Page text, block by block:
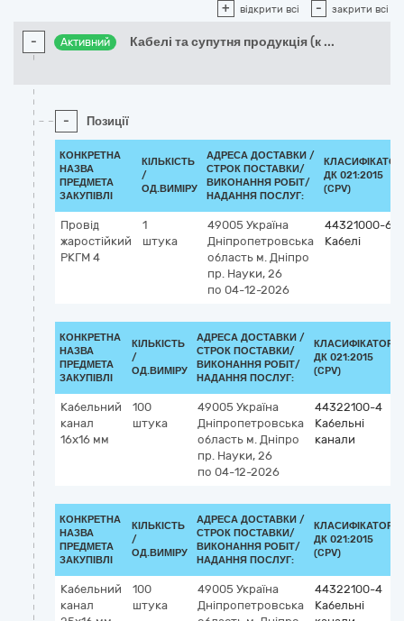
+ відкрити всі - закрити всі
- Активний Кабелі та супутня продукція (к ...
- Позиції
КОНКРЕТНА
НАЗВА
ПРЕДМЕТА
ЗАКУПІВЛІ
КІЛЬКІСТЬ
/
ОД.ВИМІРУ
АДРЕСА ДОСТАВКИ /
СТРОК ПОСТАВКИ/
ВИКОНАННЯ РОБІТ/
НАДАННЯ ПОСЛУГ:
КЛАСИФІКАТОР
ДК 021:2015
(CPV)
Провід
жаростійкий
РКГМ 4
1
штука
49005 Україна
Дніпропетровська
область м. Дніпро
пр. Науки, 26
по 04-12-2026
44321000-6
Кабелі
КОНКРЕТНА
НАЗВА
ПРЕДМЕТА
ЗАКУПІВЛІ
КІЛЬКІСТЬ
/
ОД.ВИМІРУ
АДРЕСА ДОСТАВКИ /
СТРОК ПОСТАВКИ/
ВИКОНАННЯ РОБІТ/
НАДАННЯ ПОСЛУГ:
КЛАСИФІКАТОР
ДК 021:2015
(CPV)
Кабельний
канал
16x16 мм
100
штука
49005 Україна
Дніпропетровська
область м. Дніпро
пр. Науки, 26
по 04-12-2026
44322100-4
Кабельні
канали
КОНКРЕТНА
НАЗВА
ПРЕДМЕТА
ЗАКУПІВЛІ
КІЛЬКІСТЬ
/
ОД.ВИМІРУ
АДРЕСА ДОСТАВКИ /
СТРОК ПОСТАВКИ/
ВИКОНАННЯ РОБІТ/
НАДАННЯ ПОСЛУГ:
КЛАСИФІКАТОР
ДК 021:2015
(CPV)
Кабельний
канал
100
штука
49005 Україна
Дніпропетровська
44322100-4
Кабельні